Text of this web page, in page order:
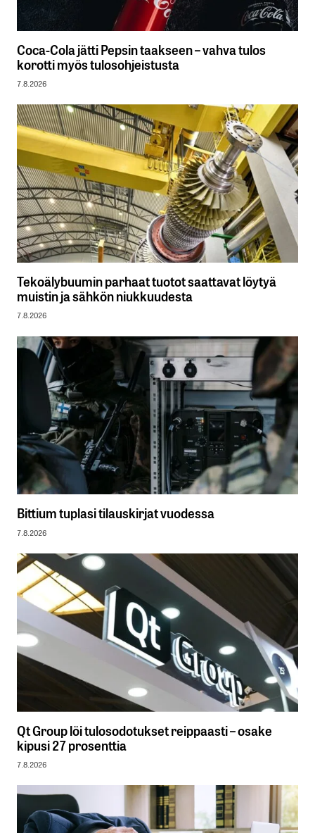
Coca-Cola jätti Pepsin taakseen – vahva tulos
korotti myös tulosohjeistusta
7.8.2026
Tekoälybuumin parhaat tuotot saattavat löytyä
muistin ja sähkön niukkuudesta
7.8.2026
Bittium tuplasi tilauskirjat vuodessa
7.8.2026
Qt Group löi tulosodotukset reippaasti – osake
kipusi 27 prosenttia
7.8.2026